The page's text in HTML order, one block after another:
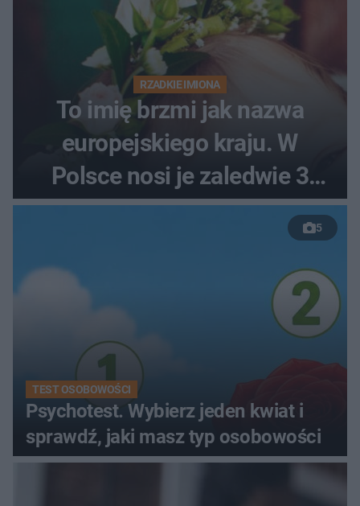
RZADKIE IMIONA
To imię brzmi jak nazwa
europejskiego kraju. W
Polsce nosi je zaledwie 3
kobiety
5
TEST OSOBOWOŚCI
Psychotest. Wybierz jeden kwiat i
sprawdź, jaki masz typ osobowości